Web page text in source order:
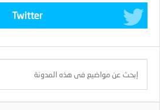
Twitter